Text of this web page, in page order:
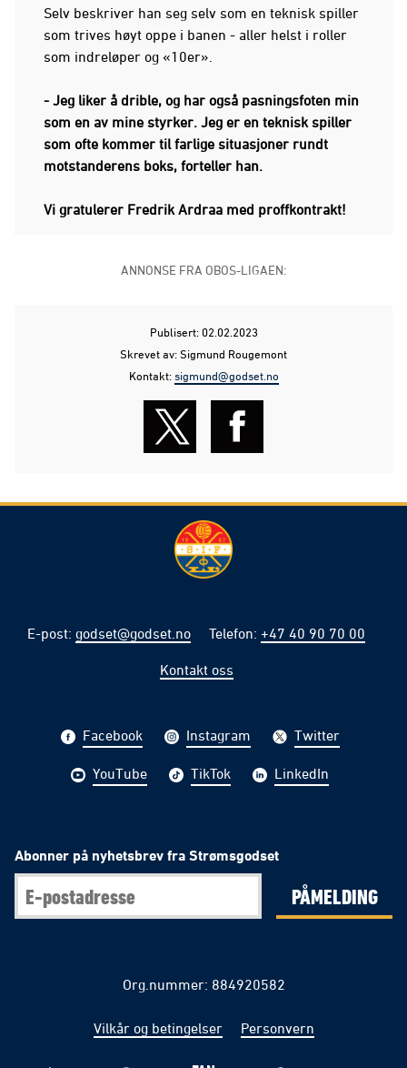
Selv beskriver han seg selv som en teknisk spiller
som trives høyt oppe i banen - aller helst i roller
som indreløper og «10er».
- Jeg liker å drible, og har også pasningsfoten min
som en av mine styrker. Jeg er en teknisk spiller
som ofte kommer til farlige situasjoner rundt
motstanderens boks, forteller han.
Vi gratulerer Fredrik Ardraa med proffkontrakt!
ANNONSE FRA OBOS-LIGAEN:
Publisert: 02.02.2023
Skrevet av: Sigmund Rougemont
Kontakt:sigmund@godset.no
E-post: godset@godset.no Telefon: +47 40 90 70 00
Kontakt oss
Facebook Instagram Twitter
YouTube TikTok LinkedIn
Abonner på nyhetsbrev fra Strømsgodset
PÅMELDING
Org.nummer: 884920582
Vilkår og betingelser Personvern